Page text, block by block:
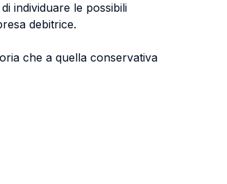
individuare le possibili
debitrice.
che a quella conservativa